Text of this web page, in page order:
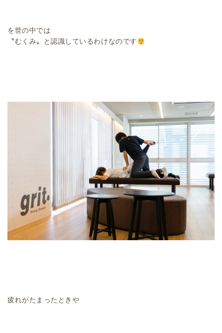
を世の中では
〝むくみ〟と認識しているわけなのです
疲れがたまったときや